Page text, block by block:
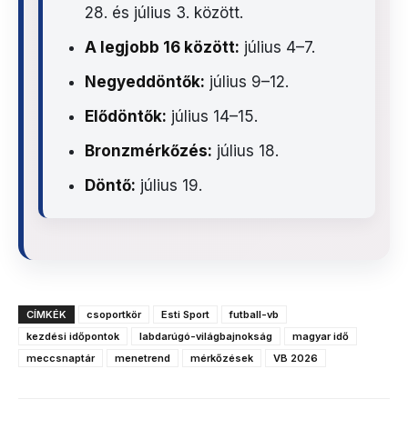
28. és július 3. között.
A legjobb 16 között: július 4–7.
Negyeddöntők: július 9–12.
Elődöntők: július 14–15.
Bronzmérkőzés: július 18.
Döntő: július 19.
CÍMKÉK csoportkör Esti Sport
futball-vb
kezdési időpontok
labdarúgó-világbajnokság
magyar idő
meccsnaptár
menetrend mérkőzések VB 2026